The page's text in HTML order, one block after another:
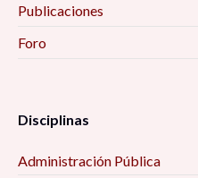
Publicaciones
Foro
Disciplinas
Administración Pública